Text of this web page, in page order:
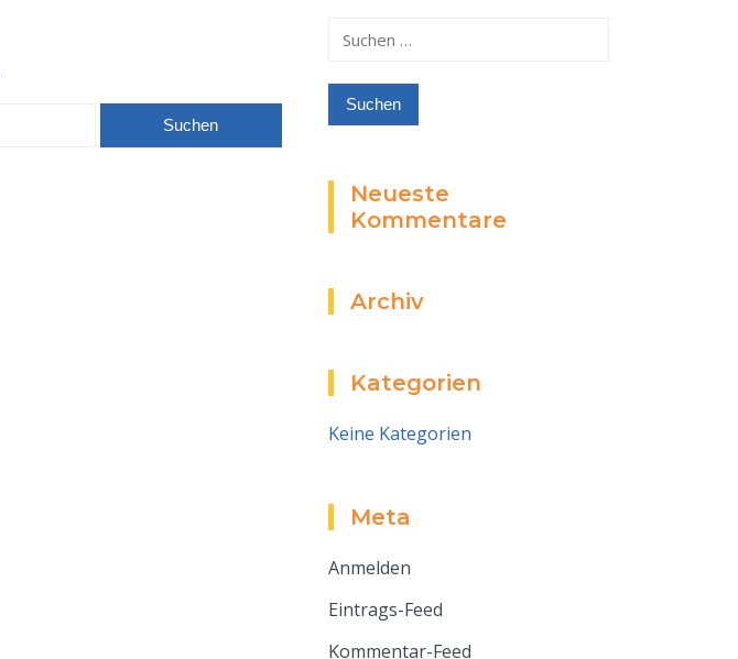
Suchen
Neueste
Kommentare
Archiv
Kategorien
Keine Kategorien
Meta
Anmelden
Eintrags-Feed
Kommentar-Feed